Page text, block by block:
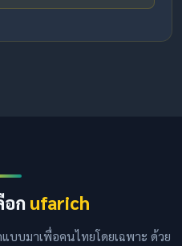
อก ufarich
บมาเพื่อคนไทยโดยเฉพาะ ด้วย